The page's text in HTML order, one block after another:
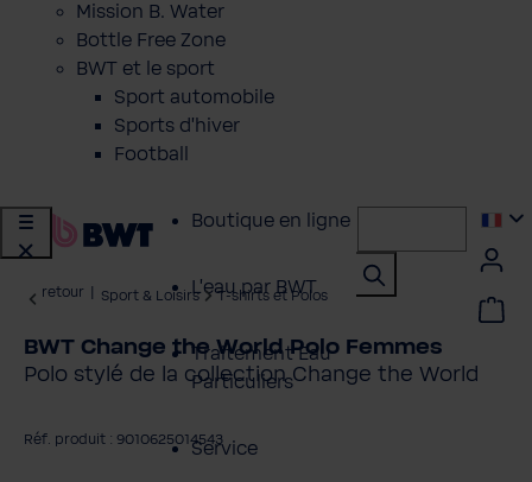
Mission B. Water
Bottle Free Zone
BWT et le sport
Sport automobile
Sports d'hiver
Football
Boutique en ligne
L'eau par BWT
Traitement Eau
Particuliers
Service
retour Sport & Loisirs T-shirts et Polos
BWT Change the World Polo Femmes
Polo stylé de la collection Change the World
Réf. produit : 9010625014543